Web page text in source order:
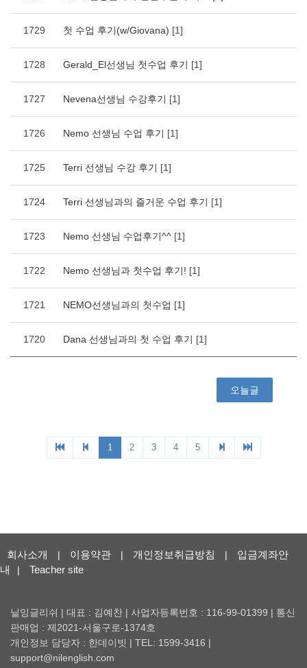
회사소개 | 이용약관 | 개인정보취급방침 |
입금계좌안
내
| Teacher site
닐잉글리쉬 | 대표 : 김예찬 | 사업자등록번호 : 116-99-01399 | 통신
판매업 : 제2021-서울구로-1374호
개인정보 담당자 : 한데이빗 | TEL: 1599-3416 |
support@nilenglish.com